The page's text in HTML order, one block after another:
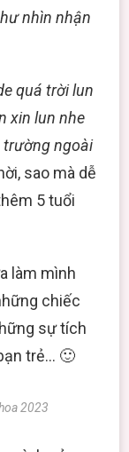
nhìn nhận
quá trời lun
xin lun nhe
trường ngoài
sao mà dễ
5 tuổi
làm mình
chiếc
sự tích
trẻ… 🙂
2023